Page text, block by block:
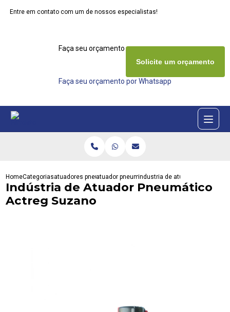
Entre em contato com um de nossos especialistas!
Faça seu orçamento agora mesmo
Faça seu orçamento por Whatsapp
Solicite um orçamento
HomeCategoriasatuadores pneumaticosatuador pneumatico actreg
industria de atuador
Indústria de Atuador Pneumático
Actreg Suzano